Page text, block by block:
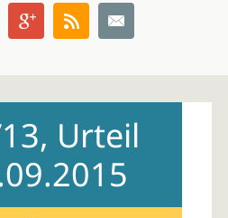
Urteil